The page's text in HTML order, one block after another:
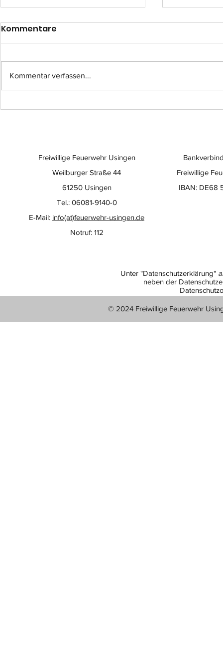
Einsatz-Nr.: 057
Kommentare
Kommentar verfassen...
Freiwillige
IBAN: DE68
Freiwillige Feuerwehr Usingen
Weilburger Straße 44
61250 Usingen
Tel.: 06081-9140-0
E-Mail: info(at)feuerwehr-usingen.de
Notruf: 112
Unter "Datenschutzerklärung"
neben der
© 2024 Freiwillige Feuerwehr